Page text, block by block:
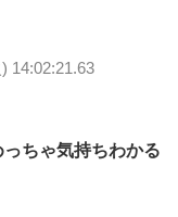
14:02:21.63
ちゃ気持ちわかる